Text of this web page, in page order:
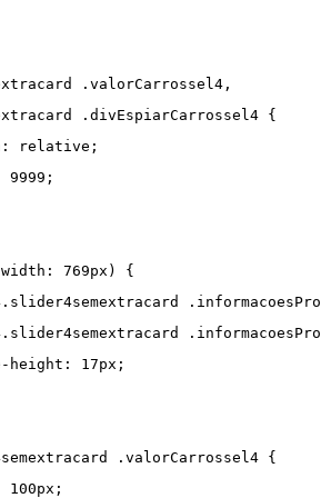
.valorCarrossel4,
.divEspiarCarrossel4 {
relative;
9999;
769px) {
height: 17px;
.valorCarrossel4 {
100px;